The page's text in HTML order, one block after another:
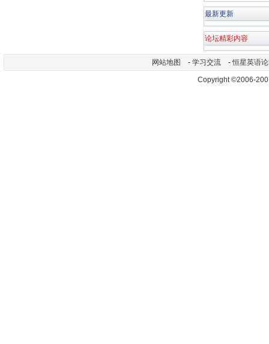
最新更新
论坛精彩内容
网站地图 - 学习交流 -恒星英语
Copyright ©2006-